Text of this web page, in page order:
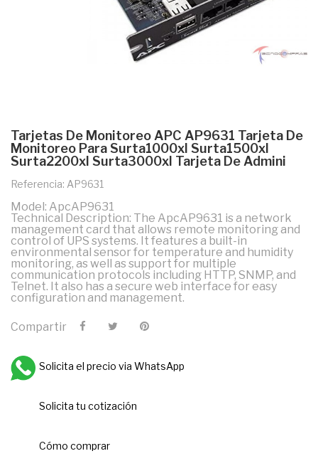
Tarjetas De Monitoreo APC AP9631 Tarjeta De
Monitoreo Para Surta1000xl Surta1500xl
Surta2200xl Surta3000xl Tarjeta De Admini
Referencia: AP9631
Model: ApcAP9631
Technical Description: The ApcAP9631 is a network
management card that allows remote monitoring and
control of UPS systems. It features a built-in
environmental sensor for temperature and humidity
monitoring, as well as support for multiple
communication protocols including HTTP, SNMP, and
Telnet. It also has a secure web interface for easy
configuration and management.
Compartir
Solicita el precio via WhatsApp
Solicita tu cotización
Cómo comprar